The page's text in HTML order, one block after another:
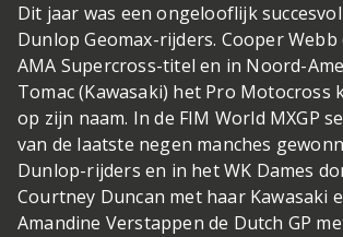
Dit jaar was een ongelooflijk
Dunlop Geomax-rijders. Cooper Webb
AMA Supercross-titel en in Noord-
Tomac (Kawasaki) het Pro Motocross
op zijn naam. In de FIM World MXGP
van de laatste negen manches
Dunlop-rijders en in het WK Dames
Courtney Duncan met haar Kawasaki
Amandine Verstappen de Dutch GP